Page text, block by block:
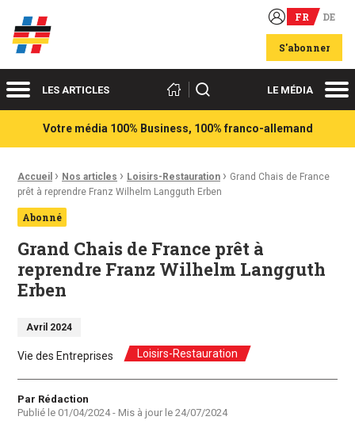
Acteurs du franco-allemand FR DE
S'abonner
MenuLES ARTICLES Rechercher LE MÉDIA
Votre média 100% Business, 100% franco-allemand
Fil d'Ariane :
Accueil › Nos articles › Loisirs-Restauration › Grand Chais de France
prêt à reprendre Franz Wilhelm Langguth Erben
Abonné
Grand Chais de France prêt à
reprendre Franz Wilhelm Langguth
Erben
Avril 2024
Vie des Entreprises Loisirs-Restauration
Auteur
Par Rédaction
Publié le 01/04/2024- Mis à jour le 24/07/2024